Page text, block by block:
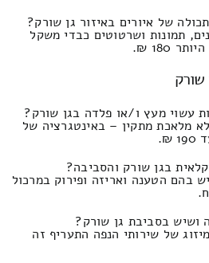
של איורים באיזור גן שורק?
תמונות ושרטוטים כבדי משקל
שורק
עשוי מעץ ו/או פלדה בגן שורק?
מלאכת מתקין – באינטגרציה של
בגן שורק והסביבה?
בהם הטענה ואריזה ופירוק במרכול
ושיש בסביבת גן שורק?
של שירותי הנפה התעריף זה